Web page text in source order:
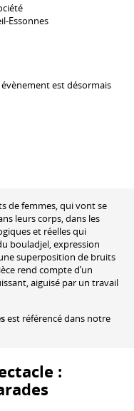
Essonnes
est désormais
de femmes, qui vont se
leurs corps, dans les
et réelles qui
bouladjel, expression
superposition de bruits
rend compte d’un
aiguisé par un travail
est référencé dans notre
: